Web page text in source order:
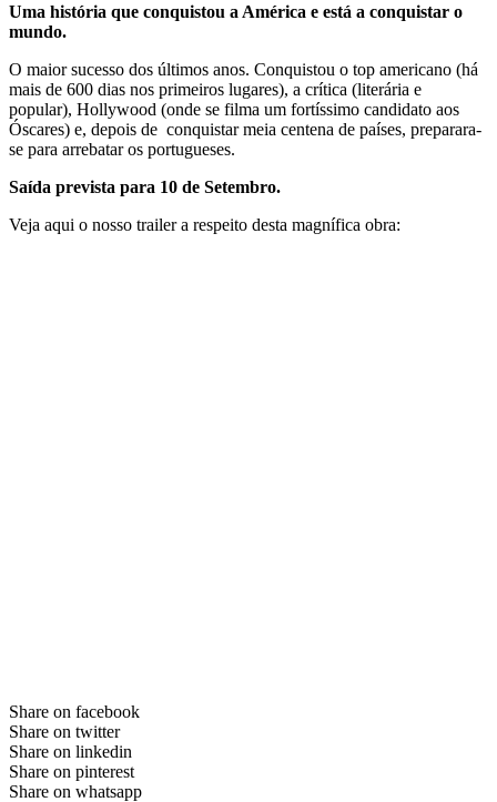
Uma história que conquistou a América e está a conquistar o
mundo.
O maior sucesso dos últimos anos. Conquistou o top americano (há
mais de 600 dias nos primeiros lugares), a crítica (literária e
popular), Hollywood (onde se filma um fortíssimo candidato aos
Óscares) e, depois de conquistar meia centena de países, preparara-
se para arrebatar os portugueses.
Saída prevista para 10 de Setembro.
Veja aqui o nosso trailer a respeito desta magnífica obra:
Share on facebook
Share on twitter
Share on linkedin
Share on pinterest
Share on whatsapp